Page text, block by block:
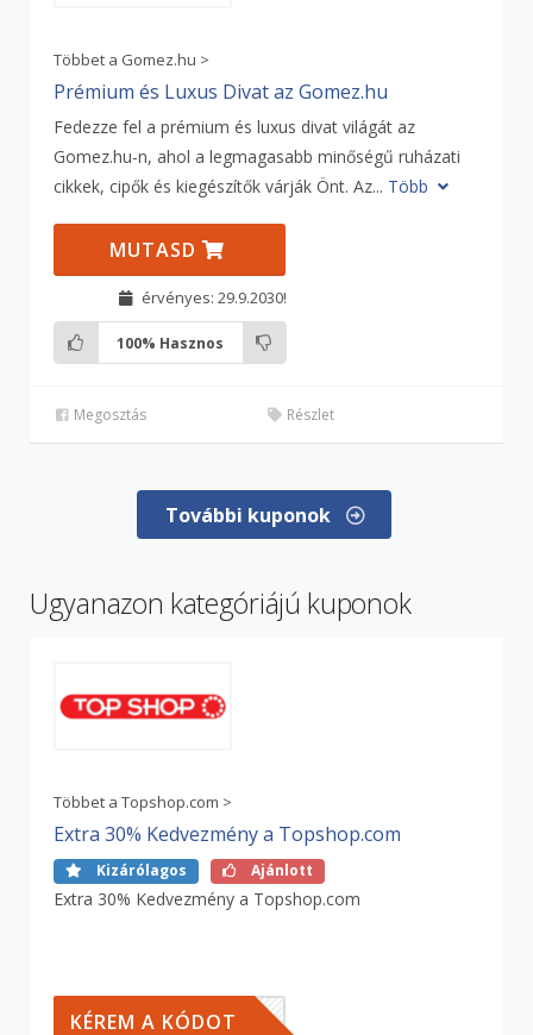
Többet a Gomez.hu >
Prémium és Luxus Divat az Gomez.hu
Fedezze fel a prémium és luxus divat világát az
Gomez.hu-n, ahol a legmagasabb minőségű ruházati
cikkek, cipők és kiegészítők várják Önt. Az... Több
MUTASD
érvényes: 29.9.2030!
100% Hasznos
Megosztás Részlet
További kuponok
Ugyanazon kategóriájú kuponok
Többet a Topshop.com >
Extra 30% Kedvezmény a Topshop.com
Kizárólagos Ajánlott
Extra 30% Kedvezmény a Topshop.com
ASOS
KÉREM A KÓDOT